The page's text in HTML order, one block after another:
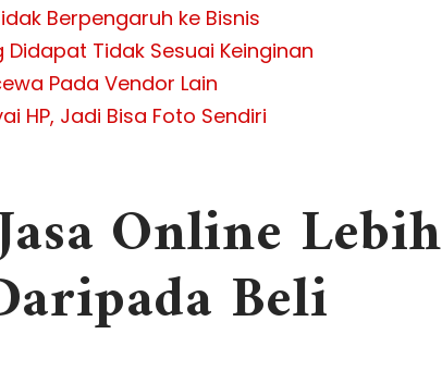
Berpengaruh ke Bisnis
Tidak Sesuai Keinginan
Pada Vendor Lain
HP, Jadi Bisa Foto Sendiri
Online Lebih
Beli